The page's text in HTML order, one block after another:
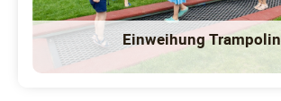
Einweihung Trampolin